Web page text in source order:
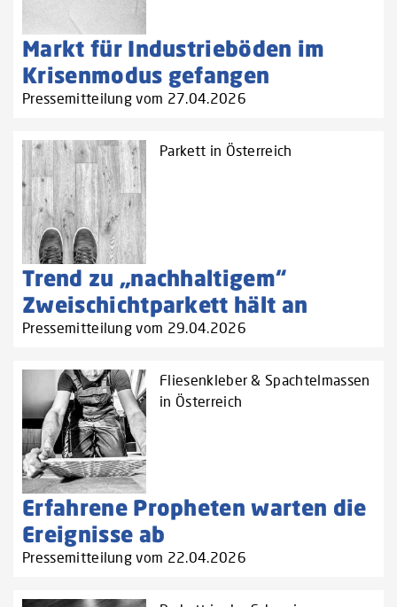
Markt für Industrieböden im
Krisenmodus gefangen
Pressemitteilung vom 27.04.2026
Parkett in Österreich
Trend zu „nachhaltigem“
Zweischichtparkett hält an
Pressemitteilung vom 29.04.2026
Fliesenkleber & Spachtelmassen
in Österreich
Erfahrene Propheten warten die
Ereignisse ab
Pressemitteilung vom 22.04.2026